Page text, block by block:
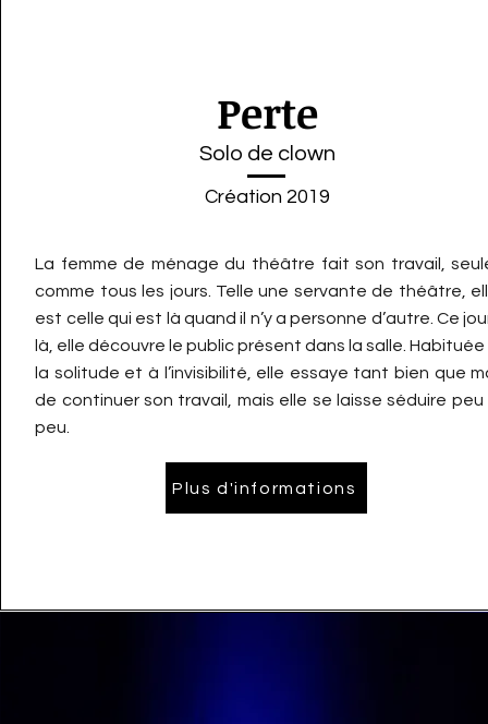
Perte
Solo de clown
Création 2019
La femme de ménage du théâtre fait son travail,
comme tous les jours. Telle une servante de théâtre,
est celle qui est là quand il n’y a personne d’autre. Ce
là, elle découvre le public présent dans la salle. Habituée
la solitude et à l’invisibilité, elle essaye tant bien que
de continuer son travail, mais elle se laisse séduire peu
peu.
Plus d'informations